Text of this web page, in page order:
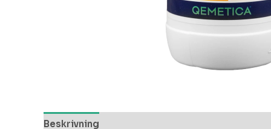
Beskrivning